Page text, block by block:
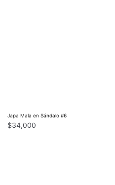
Japa Mala en Sándalo #6
$34,000